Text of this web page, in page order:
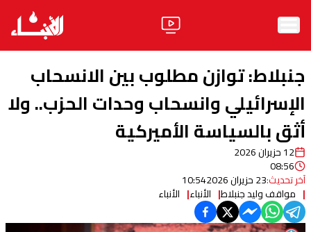
الأخبار
آراء
فيديو
مواقف
وليد جنبلاطالحزب
جنبلاط: توازن مطلوب بين الانسحاب
الإسرائيلي وانسحاب وحدات الحزب.. ولا
أثق بالسياسة الأميركية
12 حزيران 2026
08:56
آخر تحديث:23 حزيران 2026 10:54
مواقف وليد جنبلاط الأنباء الأنباء